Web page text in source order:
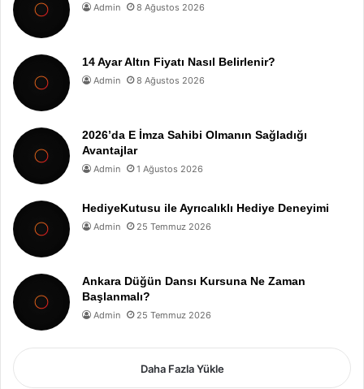
Admin 8 Ağustos 2026
14 Ayar Altın Fiyatı Nasıl Belirlenir?
Admin 8 Ağustos 2026
2026’da E İmza Sahibi Olmanın Sağladığı
Avantajlar
Admin 1 Ağustos 2026
HediyeKutusu ile Ayrıcalıklı Hediye Deneyimi
Admin 25 Temmuz 2026
Ankara Düğün Dansı Kursuna Ne Zaman
Başlanmalı?
Admin 25 Temmuz 2026
Daha Fazla Yükle